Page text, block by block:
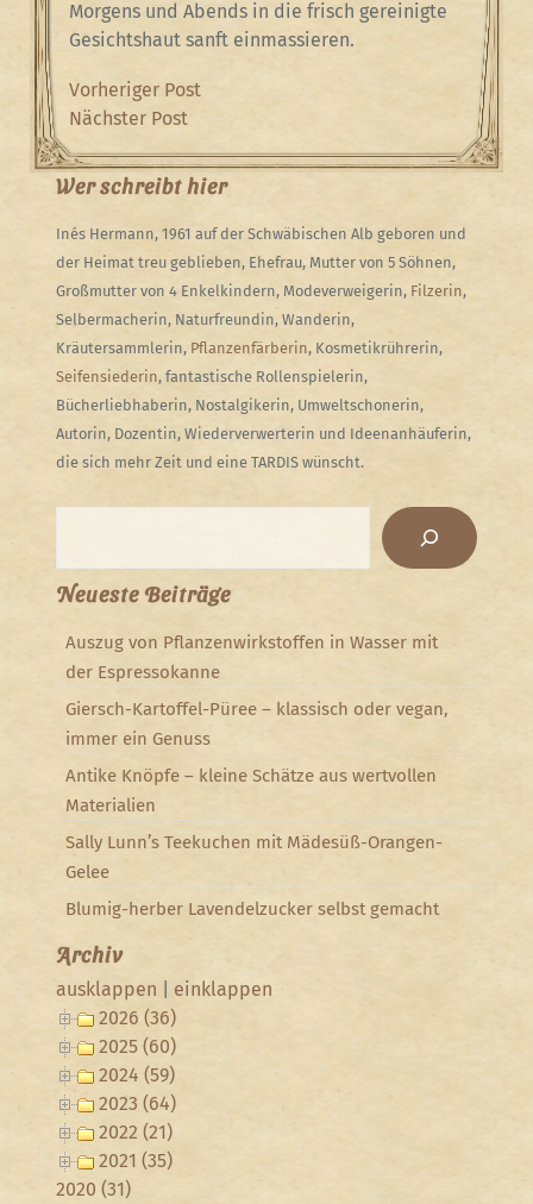
Morgens und Abends in die frisch gereinigte
Gesichtshaut sanft einmassieren.
Beitragsnavigation
Previous
Post
Vorheriger Post
Next
Post
Nächster Post
Wer schreibt hier
Inés Hermann, 1961 auf der Schwäbischen Alb geboren und
der Heimat treu geblieben, Ehefrau, Mutter von 5 Söhnen,
Großmutter von 4 Enkelkindern, Modeverweigerin, Filzerin,
Selbermacherin, Naturfreundin, Wanderin,
Kräutersammlerin, Pflanzenfärberin, Kosmetikrührerin,
Seifensiederin, fantastische Rollenspielerin,
Bücherliebhaberin, Nostalgikerin, Umweltschonerin,
Autorin, Dozentin, Wiederverwerterin und Ideenanhäuferin,
die sich mehr Zeit und eine TARDIS wünscht.
Neueste Beiträge
Auszug von Pflanzenwirkstoffen in Wasser mit
der Espressokanne
Giersch-Kartoffel-Püree – klassisch oder vegan,
immer ein Genuss
Antike Knöpfe – kleine Schätze aus wertvollen
Materialien
Sally Lunn’s Teekuchen mit Mädesüß-Orangen-
Gelee
Blumig-herber Lavendelzucker selbst gemacht
Archiv
ausklappen
einklappen
2026 (36)
2025 (60)
2024 (59)
2023 (64)
2022 (21)
2021 (35)
2020 (31)